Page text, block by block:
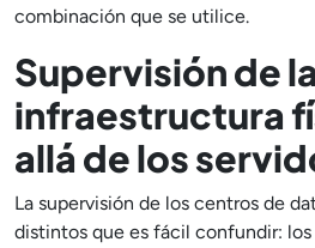
combinación que se utilice.
Supervisión de la
infraestructura
allá de los
La supervisión de los centros de
distintos que es fácil confundir: